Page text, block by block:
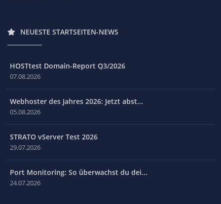
NEUESTE STARTSEITEN-NEWS
HOSTtest Domain-Report Q3/2026
07.08.2026
Webhoster des Jahres 2026: Jetzt abst...
05.08.2026
STRATO vServer Test 2026
29.07.2026
Port Monitoring: So überwachst du dei...
24.07.2026